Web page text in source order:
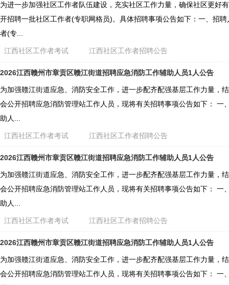
为进一步加强社区工作者队伍建设，充实社区工作力量，确保社区更好
开招聘一批社区工作者(专职网格员)。具体招聘事项公告如下：一、招
者(专...
江西社区工作者考试 江西社区工作者招聘公告
2026江西赣州市章贡区赣江街道招聘应急消防工作辅助人员1人公告
为加强赣江街道应急、消防安全工作，进一步配齐配强基层工作力量，
会公开招聘应急消防管理站工作人员，现将有关招聘事项公告如下： 一
助人...
江西社区工作者考试 江西社区工作者招聘公告
2026江西赣州市章贡区赣江街道招聘应急消防工作辅助人员1人公告
为加强赣江街道应急、消防安全工作，进一步配齐配强基层工作力量，
会公开招聘应急消防管理站工作人员，现将有关招聘事项公告如下： 一
助人...
江西社区工作者考试 江西社区工作者招聘公告
2026江西赣州市章贡区赣江街道招聘应急消防工作辅助人员1人公告
为加强赣江街道应急、消防安全工作，进一步配齐配强基层工作力量，
会公开招聘应急消防管理站工作人员，现将有关招聘事项公告如下： 一